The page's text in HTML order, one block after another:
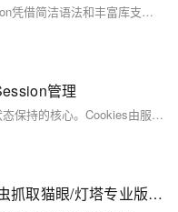
在互联网时代，数据成为宝贵资源，Python凭借简洁语法和丰富库支持，成为编写网络爬虫的首选。本文介绍Python爬虫基础，涵盖请求发送、内容解析、数据存储等核心环节，并提供环境配置及实战示例，助你快速入门并掌握数据抓取技巧。
管理
Cookies与Session是Python爬虫中实现状态保持的核心。Cookies由服务器发送、客户端存储，用于标识用户；Session则通过唯一ID在服务端记录会话信息。二者协同实现登录模拟与数据持久化。
地区电影市场分析：用Python爬虫抓取猫眼/灯塔专业版各地区票房